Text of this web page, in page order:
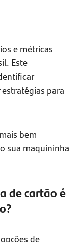
e métricas
Este
para
bem
sua maquininha
de cartão é
de